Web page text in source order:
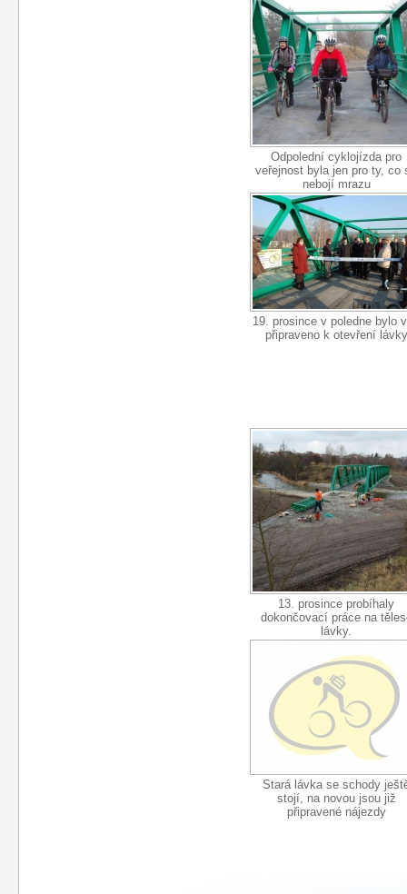
Odpolední cyklojízda pro
veřejnost byla jen pro ty, co
nebojí mrazu
19. prosince v poledne bylo
připraveno k otevření lávky
13. prosince probíhaly
dokončovací práce na
lávky.
Stará lávka se schody
stojí, na novou jsou již
připravené nájezdy